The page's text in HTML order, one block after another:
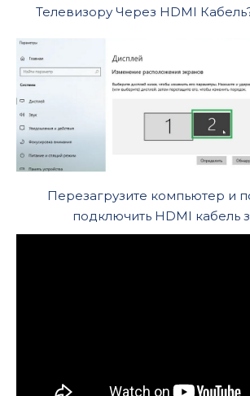
Телевизору Через HDMI
Перезагрузите компьютер и
подключить HDMI кабель